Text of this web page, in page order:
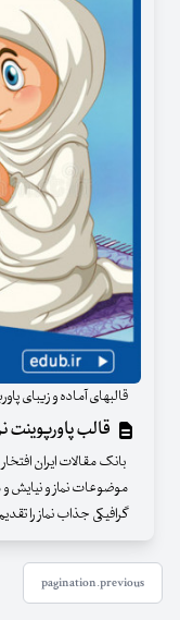
قالبهای آماده و زیبای
قالب پاورپوینت
بانک مقالات ایران افتخار
موضوعات نماز و نیایش و
گرافیکی جذاب نماز را
pagination.previous